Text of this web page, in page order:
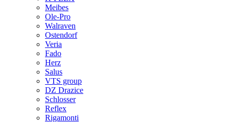
Meibes
Ole-Pro
Walraven
Ostendorf
Veria
Fado
Herz
Salus
VTS group
DZ Drazice
Schlosser
Reflex
Rigamonti